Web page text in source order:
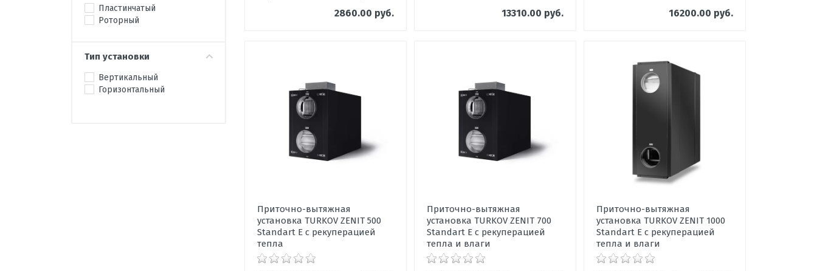
Пластинчатый
Роторный
Тип установки
Вертикальный
Горизонтальный
2860.00 руб. 13310.00 руб. 16200.00 руб.
Приточно-вытяжная
установка TURKOV ZENIT 500
Standart E с рекуперацией
тепла
Приточно-вытяжная
установка TURKOV ZENIT 700
Standart E с рекуперацией
тепла и влаги
Приточно-вытяжная
установка TURKOV ZENIT 1000
Standart E с рекуперацией
тепла и влаги